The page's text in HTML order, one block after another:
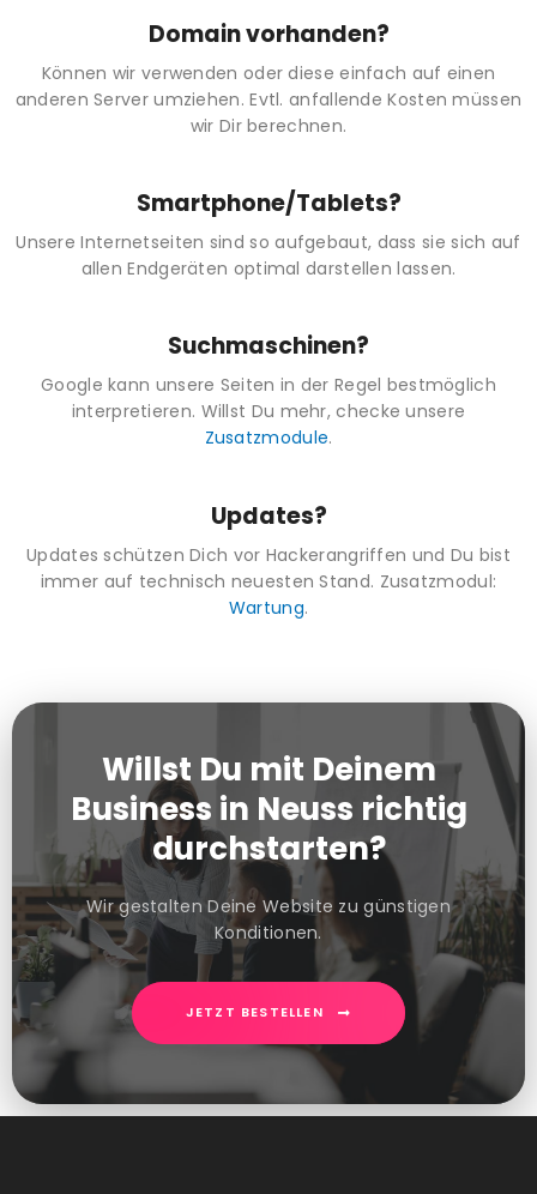
Domain vorhanden?
Können wir verwenden oder diese einfach auf einen
anderen Server umziehen. Evtl. anfallende Kosten müssen
wir Dir berechnen.
Smartphone/Tablets?
Unsere Internetseiten sind so aufgebaut, dass sie sich auf
allen Endgeräten optimal darstellen lassen.
Suchmaschinen?
Google kann unsere Seiten in der Regel bestmöglich
interpretieren. Willst Du mehr, checke unsere
Zusatzmodule.
Updates?
Updates schützen Dich vor Hackerangriffen und Du bist
immer auf technisch neuesten Stand. Zusatzmodul:
Wartung.
Willst Du mit Deinem
Business in Neuss richtig
durchstarten?
Wir gestalten Deine Website zu günstigen
Konditionen.
JETZT BESTELLEN